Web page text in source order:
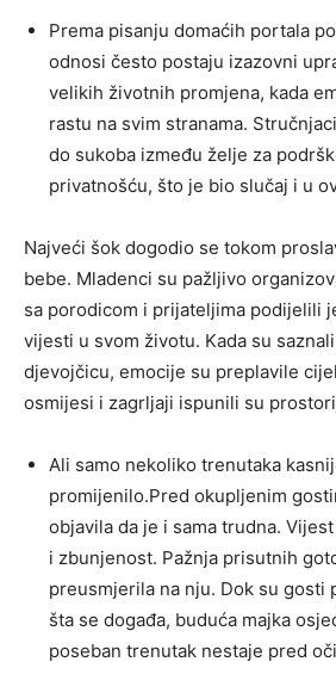
Prema pisanju domaćih portala
odnosi često postaju izazovni
velikih životnih promjena, kada
rastu na svim stranama.
do sukoba između želje za
privatnošću, što je bio slučaj i u
Najveći šok dogodio se tokom
bebe. Mladenci su pažljivo
sa porodicom i prijateljima podijelili
vijesti u svom životu. Kada su
djevojčicu, emocije su preplavile
osmijesi i zagrljaji ispunili su
Ali samo nekoliko trenutaka
promijenilo.Pred okupljenim
objavila da je i sama trudna.
i zbunjenost. Pažnja prisutnih
preusmjerila na nju. Dok su gosti
šta se događa, buduća majka
poseban trenutak nestaje pred